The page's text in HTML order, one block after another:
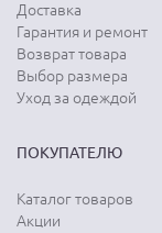
Доставка
Гарантия и ремонт
Возврат товара
Выбор размера
Уход за одеждой
ПОКУПАТЕЛЮ
Каталог товаров
Акции